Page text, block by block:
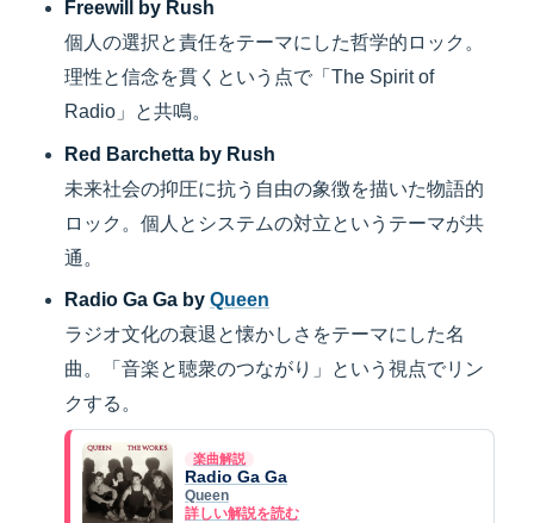
Freewill by Rush
個人の選択と責任をテーマにした哲学的ロック。
理性と信念を貫くという点で「The Spirit of
Radio」と共鳴。
Red Barchetta by Rush
未来社会の抑圧に抗う自由の象徴を描いた物語的
ロック。個人とシステムの対立というテーマが共
通。
Radio Ga Ga byQueen
ラジオ文化の衰退と懐かしさをテーマにした名
曲。「音楽と聴衆のつながり」という視点でリン
クする。
楽曲解説
Radio Ga Ga
Queen
詳しい解説を読む